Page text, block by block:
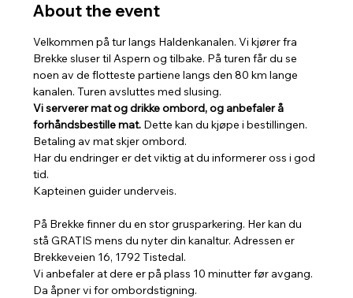
About the event
Velkommen på tur langs Haldenkanalen. Vi kjører fra
Brekke sluser til Aspern og tilbake. På turen får du se
noen av de flotteste partiene langs den 80 km lange
kanalen. Turen avsluttes med slusing.
Vi serverer mat og drikke ombord, og anbefaler å
forhåndsbestille mat. Dette kan du kjøpe i bestillingen.
Betaling av mat skjer ombord.
Har du endringer er det viktig at du informerer oss i god
tid.
Kapteinen guider underveis.
På Brekke finner du en stor grusparkering. Her kan du
stå GRATIS mens du nyter din kanaltur. Adressen er
Brekkeveien 16, 1792 Tistedal.
Vi anbefaler at dere er på plass 10 minutter før avgang.
Da åpner vi for ombordstigning.